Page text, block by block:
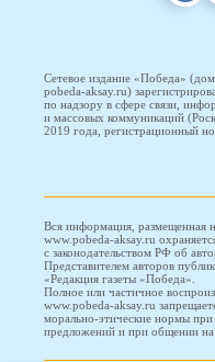
Сетевое издание «Победа»
pobeda-aksay.ru)
по надзору в сфере связи,
и массовых коммуникаций
2019 года, регистрационный
Вся информация, размещенная
www.pobeda-aksay.ru
с законодательством РФ об
Представителем авторов
«Редакция газеты «Победа».
Полное или частичное
www.pobeda-aksay.ru
морально-этические нормы при
предложений и при общении